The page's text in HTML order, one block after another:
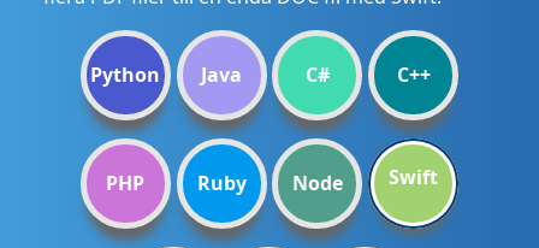
Python Java C# C++
PHP Ruby Node Swift